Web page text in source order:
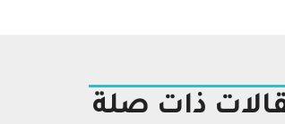
ذات صلة